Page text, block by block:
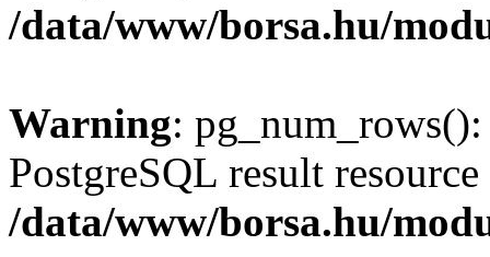
/data/www/borsa.hu/
Warning:
PostgreSQL result
/data/www/borsa.hu/